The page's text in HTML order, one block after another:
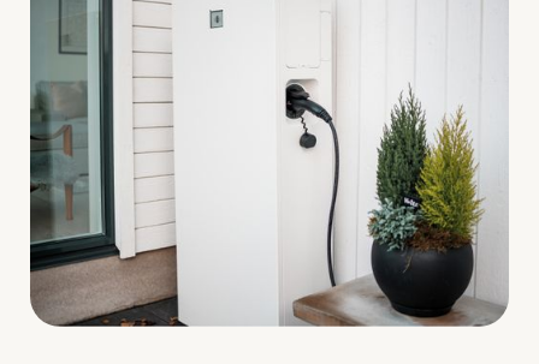
Maksimal opladning og afladning